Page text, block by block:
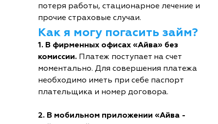
потеря работы, стационарное лечение и
прочие страховые случаи.
Как я могу погасить займ?
1. В фирменных офисах «Айва» без
комиссии. Платеж поступает на счет
моментально. Для совершения платежа
необходимо иметь при себе паспорт
плательщика и номер договора.
2. В мобильном приложении «Айва -